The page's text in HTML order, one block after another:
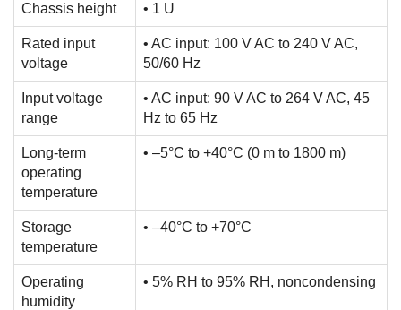
Chassis height • 1 U
Rated input
voltage
• AC input: 100 V AC to 240 V AC,
50/60 Hz
Input voltage
range
• AC input: 90 V AC to 264 V AC, 45
Hz to 65 Hz
Long-term
operating
temperature
• –5°C to +40°C (0 m to 1800 m)
Storage
temperature
• –40°C to +70°C
Operating
humidity
• 5% RH to 95% RH, noncondensing